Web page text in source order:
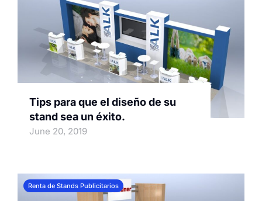
Tips para que el diseño de su
stand sea un éxito.
June 20, 2019
Renta de Stands Publicitarios